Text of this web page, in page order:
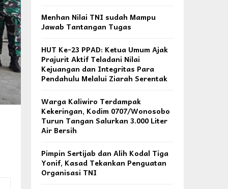
Menhan Nilai TNI sudah Mampu
Jawab Tantangan Tugas
HUT Ke-23 PPAD: Ketua Umum Ajak
Prajurit Aktif Teladani Nilai
Kejuangan dan Integritas Para
Pendahulu Melalui Ziarah Serentak
Warga Kaliwiro Terdampak
Kekeringan, Kodim 0707/Wonosobo
Turun Tangan Salurkan 3.000 Liter
Air Bersih
Pimpin Sertijab dan Alih Kodal Tiga
Yonif, Kasad Tekankan Penguatan
Organisasi TNI